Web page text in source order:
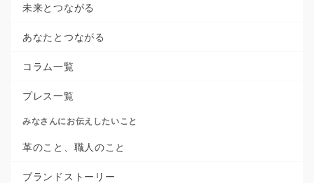
未来とつながる
あなたとつながる
コラム一覧
プレス一覧
みなさんにお伝えしたいこと
革のこと、職人のこと
ブランドストーリー